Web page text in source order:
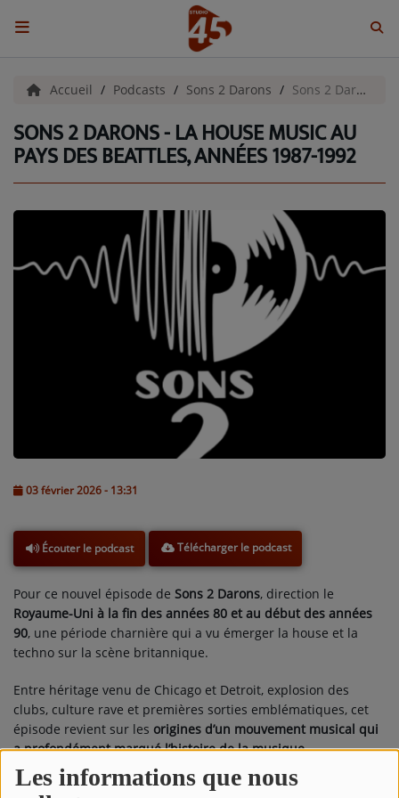
Les informations que nous
ACCUEIL
Emissions
BENJI & COMPAGNIE
GIEN, SA FABULEUSE HISTOIRE
GRAFFITI CINÉMA
LES ASSOCIÉS DU JOUR
LA CHRONIQUE ENVIRONNEMENTALE
LA CHRONIQUE MUSICALE
L'ÉNERGIE DES 9 ÉTOILES
MIXTAPE ADDICT RADIO SHOW
La Radio
EQUIPE
PODCASTS
INTERVIEW
Musique
TITRES DIFFUSÉS
Accueil Podcasts Sons 2 Darons Sons 2 Darons - La House music au pays des Beattles, années 1987-1992
SONS 2 DARONS - LA HOUSE MUSIC AU
PAYS DES BEATTLES, ANNÉES 1987-1992
03 février 2026 - 13:31
Écouter le podcast Télécharger le podcast
Pour ce nouvel épisode de Sons 2 Darons, direction le
Royaume-Uni à la fin des années 80 et au début des années
90, une période charnière qui a vu émerger la house et la
techno sur la scène britannique.
Entre héritage venu de Chicago et Detroit, explosion des
clubs, culture rave et premières sorties emblématiques, cet
épisode revient sur les origines d’un mouvement musical qui
a profondément marqué l’histoire de la musique
électronique . Des premiers succès aux artistes pionniers,
Sons 2 Daronsvous propose un voyage sonore à travers les